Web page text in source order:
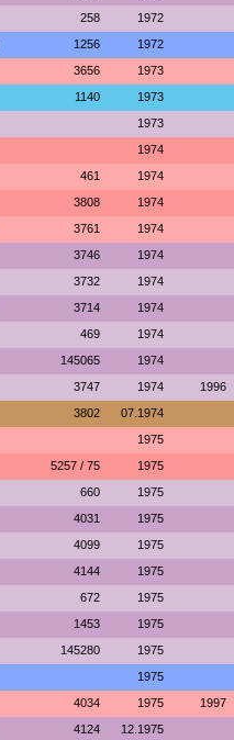
258 1972
1256 1972
3656 1973
1140 1973
1973
1974
461 1974
3808 1974
3761 1974
3746 1974
3732 1974
3714 1974
469 1974
145065 1974
3747 1974 1996
3802 07.1974
1975
5257 / 75 1975
660 1975
4031 1975
4099 1975
4144 1975
672 1975
1453 1975
145280 1975
1975
4034 1975 1997
4124 12.1975